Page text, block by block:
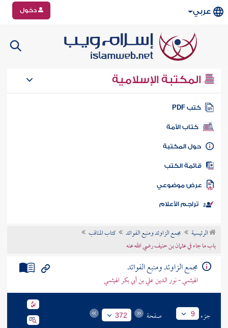
عربي دخول
المكتبة الإسلامية
كتب PDF
كتاب الأمة
المكتبة
الكتب
موضوعي
تراجم الأعلام
الرئيسية مجمع الزاوئد ومنبع الفوائد
كتاب المناقب
باب ما جاء في عثمان بن حنيف رضي الله عنه
مجمع الزاوئد ومنبع الفوائد
الهيثمي - نور الدين علي بن أبي بكر الهيثمي
جزء 9 صفحة 372